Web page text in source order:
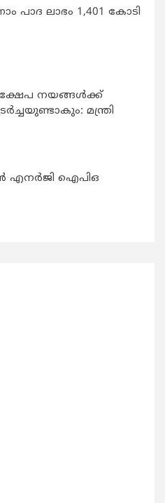
പാദ ലാഭം 1,401 കോടി
നയങ്ങള്‍ക്ക്
മന്ത്രി
എനർജി ഐപിഒ